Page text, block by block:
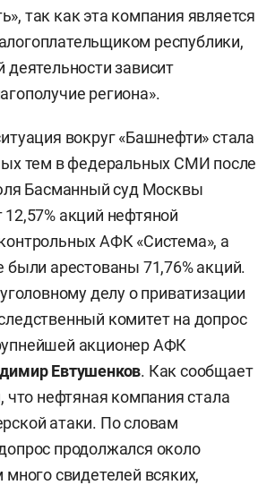
так как эта компания является
республики,
деятельности зависит
региона».
вокруг «Башнефти» стала
тем в федеральных СМИ после
Басманный суд Москвы
акций нефтяной
АФК «Система», а
были арестованы 71,76% акций.
делу о приватизации
комитет на допрос
акционер АФК
Евтушенков. Как сообщает
что нефтяная компания стала
атаки. По словам
продолжался около
много свидетелей всяких,